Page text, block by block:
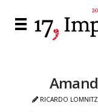
RICARDO LOMNITZ